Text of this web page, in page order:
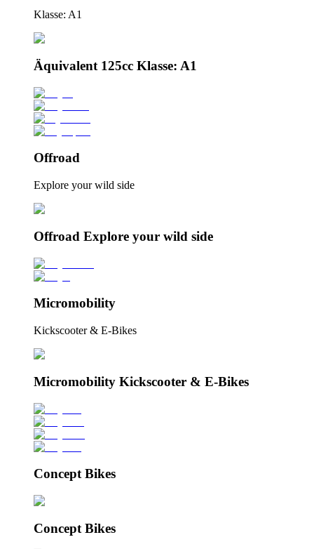
Klasse: A1
Äquivalent 125cc Klasse: A1
Offroad
Explore your wild side
Offroad Explore your wild side
Micromobility
Kickscooter & E-Bikes
Micromobility Kickscooter & E-Bikes
Concept Bikes
Concept Bikes